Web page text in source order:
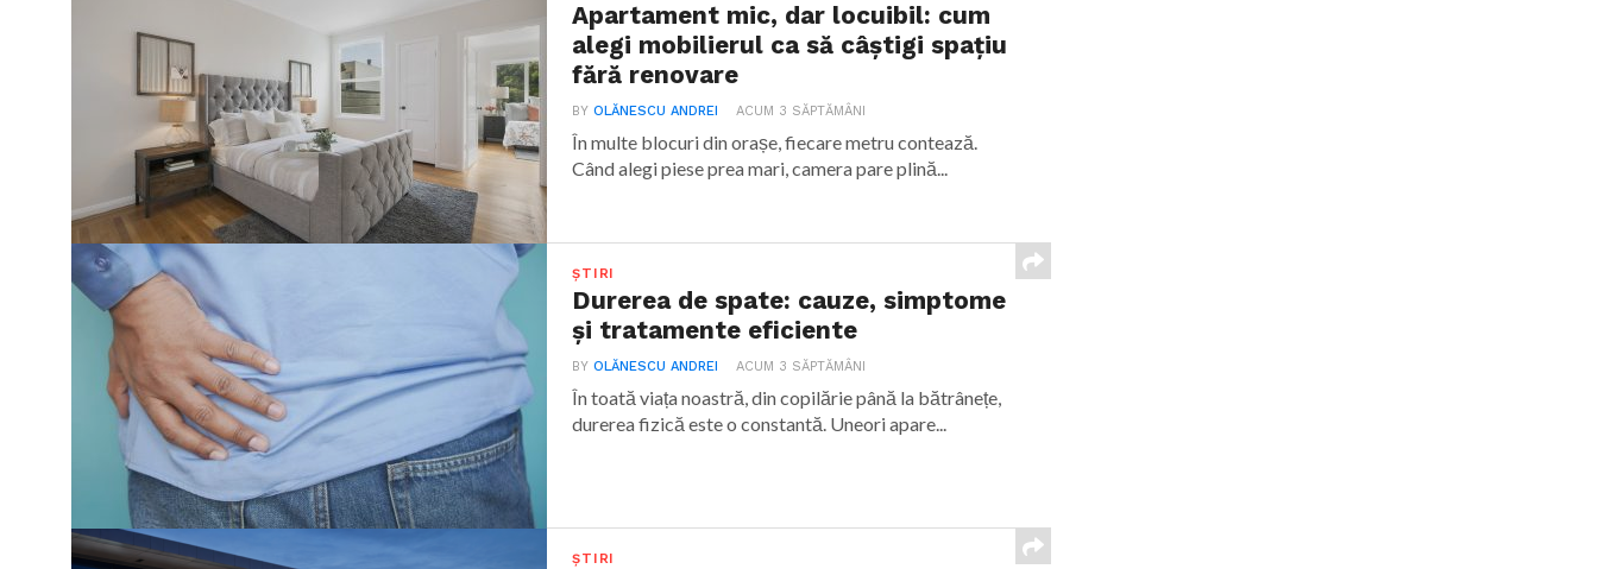
Apartament mic, dar locuibil: cum
alegi mobilierul ca să câștigi spațiu
fără renovare
BYOLĂNESCU ANDREI ACUM 3 SĂPTĂMÂNI
În multe blocuri din orașe, fiecare metru contează.
Când alegi piese prea mari, camera pare plină...
ȘTIRI
Durerea de spate: cauze, simptome
și tratamente eficiente
BYOLĂNESCU ANDREI ACUM 3 SĂPTĂMÂNI
În toată viața noastră, din copilărie până la bătrânețe,
durerea fizică este o constantă. Uneori apare...
ȘTIRI